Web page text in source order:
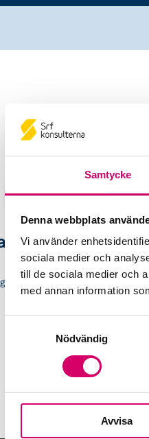
Samtycke
Denna webbplats
Vi använder
sociala medier och
till de sociala medier och
med annan information
Nödvändig
Avvisa
konsulter